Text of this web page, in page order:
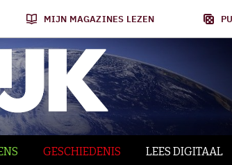
MIJN MAGAZINES LEZEN
GESCHIEDENIS LEES DIGITAAL